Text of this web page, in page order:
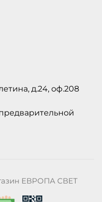
д.24, оф.208
ЕВРОПА СВЕТ